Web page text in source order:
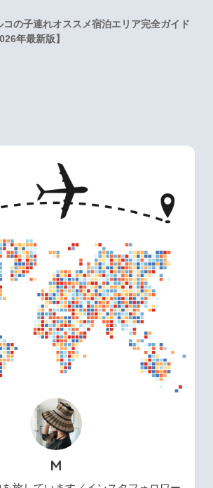
コの子連れオススメ宿泊エリア完全ガイド
年最新版】
M